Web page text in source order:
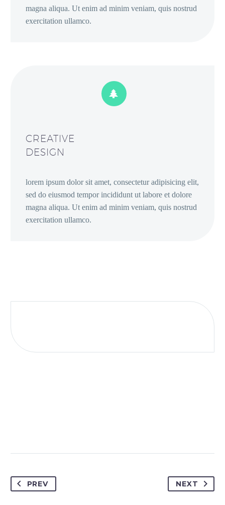
magna aliqua. Ut enim ad minim veniam, quis nostrud
exercitation ullamco.


CREATIVE
DESIGN
lorem ipsum dolor sit amet, consectetur adipisicing elit,
sed do eiusmod tempor incididunt ut labore et dolore
magna aliqua. Ut enim ad minim veniam, quis nostrud
exercitation ullamco.
PREV NEXT